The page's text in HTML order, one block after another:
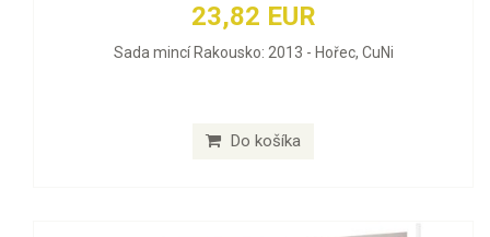
23,82 EUR
Sada mincí Rakousko: 2013 - Hořec, CuNi
Do košíka